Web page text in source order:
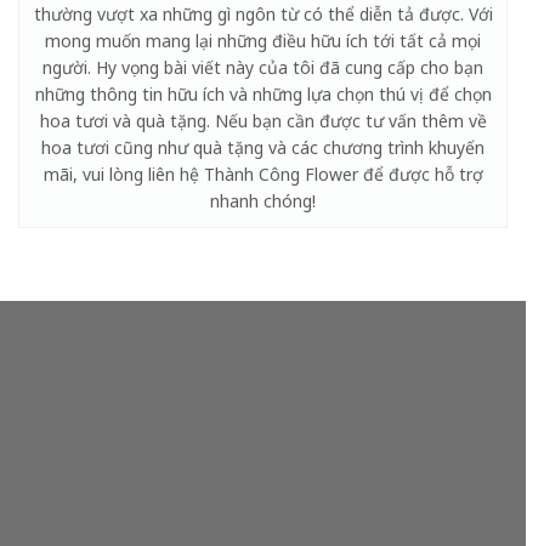
thường vượt xa những gì ngôn từ có thể diễn tả được. Với
mong muốn mang lại những điều hữu ích tới tất cả mọi
người. Hy vọng bài viết này của tôi đã cung cấp cho bạn
những thông tin hữu ích và những lựa chọn thú vị để chọn
hoa tươi và quà tặng. Nếu bạn cần được tư vấn thêm về
hoa tươi cũng như quà tặng và các chương trình khuyến
mãi, vui lòng liên hệ Thành Công Flower để được hỗ trợ
nhanh chóng!